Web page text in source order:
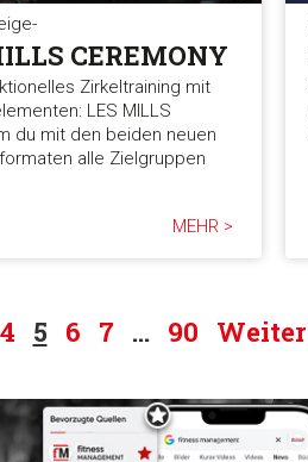
CEREMONY
Zirkeltraining mit
LES MILLS
du mit den beiden neuen
alle Zielgruppen
MEHR >
4 5 6 7 … 90 Weiter